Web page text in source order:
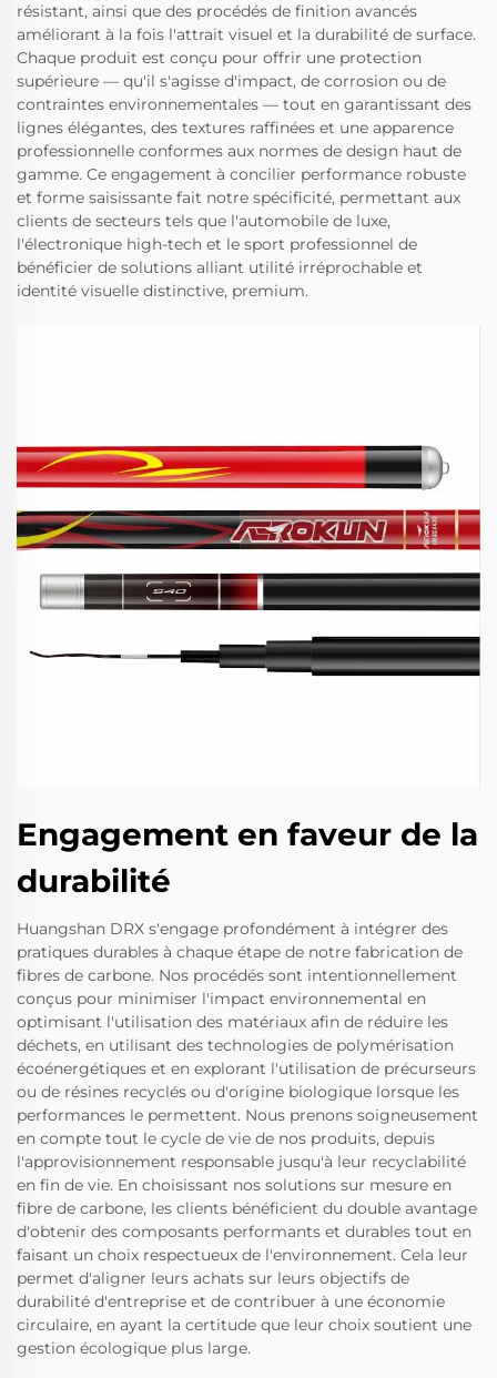
résistant, ainsi que des procédés de finition avancés
améliorant à la fois l'attrait visuel et la durabilité de surface.
Chaque produit est conçu pour offrir une protection
supérieure — qu'il s'agisse d'impact, de corrosion ou de
contraintes environnementales — tout en garantissant des
lignes élégantes, des textures raffinées et une apparence
professionnelle conformes aux normes de design haut de
gamme. Ce engagement à concilier performance robuste
et forme saisissante fait notre spécificité, permettant aux
clients de secteurs tels que l'automobile de luxe,
l'électronique high-tech et le sport professionnel de
bénéficier de solutions alliant utilité irréprochable et
identité visuelle distinctive, premium.
Engagement en faveur de la
durabilité
Huangshan DRX s'engage profondément à intégrer des
pratiques durables à chaque étape de notre fabrication de
fibres de carbone. Nos procédés sont intentionnellement
conçus pour minimiser l'impact environnemental en
optimisant l'utilisation des matériaux afin de réduire les
déchets, en utilisant des technologies de polymérisation
écoénergétiques et en explorant l'utilisation de précurseurs
ou de résines recyclés ou d'origine biologique lorsque les
performances le permettent. Nous prenons soigneusement
en compte tout le cycle de vie de nos produits, depuis
l'approvisionnement responsable jusqu'à leur recyclabilité
en fin de vie. En choisissant nos solutions sur mesure en
fibre de carbone, les clients bénéficient du double avantage
d'obtenir des composants performants et durables tout en
faisant un choix respectueux de l'environnement. Cela leur
permet d'aligner leurs achats sur leurs objectifs de
durabilité d'entreprise et de contribuer à une économie
circulaire, en ayant la certitude que leur choix soutient une
gestion écologique plus large.